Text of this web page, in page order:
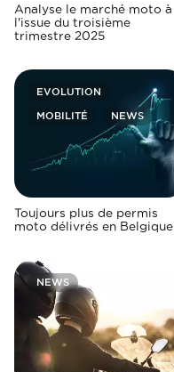
Analyse le marché moto à
l'issue du troisième
trimestre 2025
EVOLUTION
MOBILITÉ NEWS
Toujours plus de permis
moto délivrés en Belgique
NEWS